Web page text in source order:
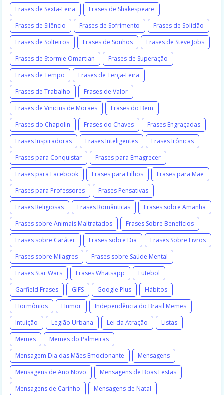
Frases de Sexta-Feira
Frases de Shakespeare
Frases de Silêncio
Frases de Sofrimento
Frases de Solidão
Frases de Solteiros
Frases de Sonhos
Frases de Steve Jobs
Frases de Stormie Omartian
Frases de Superação
Frases de Tempo
Frases de Terça-Feira
Frases de Trabalho
Frases de Valor
Frases de Vinicius de Moraes
Frases do Bem
Frases do Chapolin
Frases do Chaves
Frases Engraçadas
Frases Inspiradoras
Frases Inteligentes
Frases Irônicas
Frases para Conquistar
Frases para Emagrecer
Frases para Facebook
Frases para Filhos
Frases para Mãe
Frases para Professores
Frases Pensativas
Frases Religiosas
Frases Românticas
Frases sobre Amanhã
Frases sobre Animais Maltratados
Frases Sobre Benefícios
Frases sobre Caráter
Frases sobre Dia
Frases Sobre Livros
Frases sobre Milagres
Frases sobre Saúde Mental
Frases Star Wars
Frases Whatsapp
Futebol
Garfield Frases
GIFS Google Plus
Hábitos
Hormônios
Humor
Independência do Brasil Memes
Intuição
Legião Urbana Lei da Atração
Listas
Memes
Memes do Palmeiras
Mensagem Dia das Mães Emocionante
Mensagens
Mensagens de Ano Novo
Mensagens de Boas Festas
Mensagens de Carinho
Mensagens de Natal